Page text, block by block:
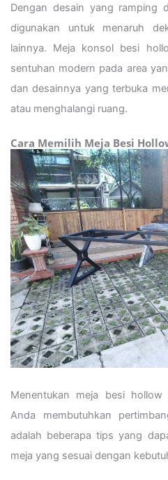
Dengan desain yang ramping
digunakan untuk menaruh
lainnya. Meja konsol besi
sentuhan modern pada area
dan desainnya yang terbuka
atau menghalangi ruang.
Cara Memilih Meja Besi
Menentukan meja besi
Anda membutuhkan
adalah beberapa tips yang
meja yang sesuai dengan